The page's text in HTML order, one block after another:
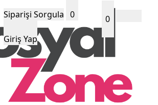
Siparişi Sorgula 0
Giriş Yap
0